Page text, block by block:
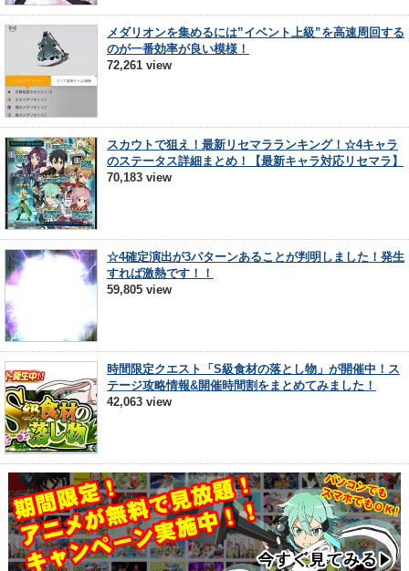
メダリオンを集めるには”イベント上級”を高速周回する
のが一番効率が良い模様！
72,261 view
スカウトで狙え！最新リセマラランキング！☆4キャラ
のステータス詳細まとめ！【最新キャラ対応リセマラ】
70,183 view
☆4確定演出が3パターンあることが判明しました！発生
すれば激熱です！！
59,805 view
時間限定クエスト「S級食材の落とし物」が開催中！ス
テージ攻略情報&開催時間割をまとめてみました！
42,063 view